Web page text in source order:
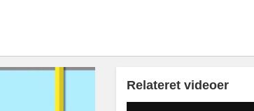
Relateret videoer